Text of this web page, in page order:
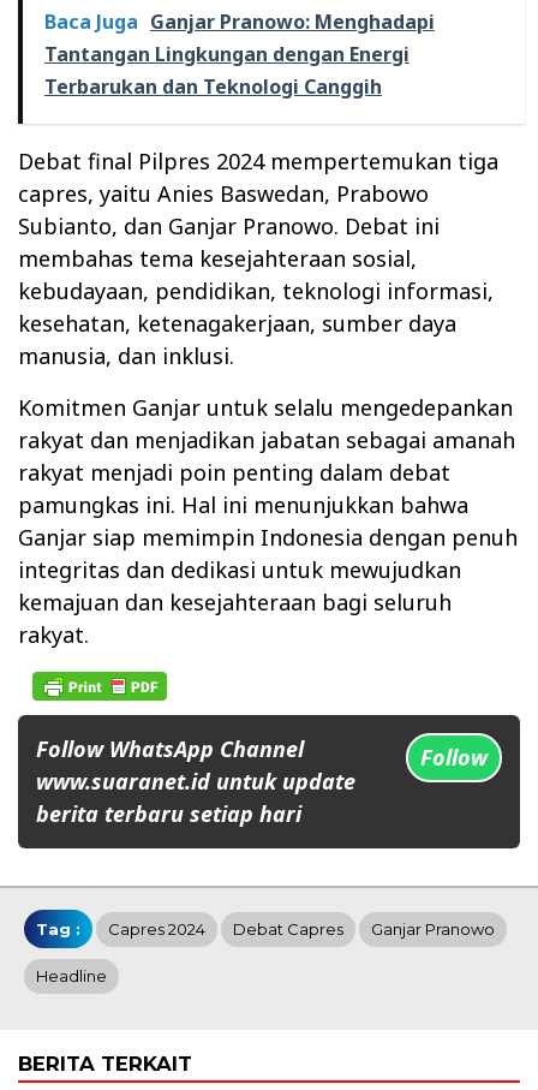
Baca Juga Ganjar Pranowo: Menghadapi
Tantangan Lingkungan dengan Energi
Terbarukan dan Teknologi Canggih
Debat final Pilpres 2024 mempertemukan tiga
capres, yaitu Anies Baswedan, Prabowo
Subianto, dan Ganjar Pranowo. Debat ini
membahas tema kesejahteraan sosial,
kebudayaan, pendidikan, teknologi informasi,
kesehatan, ketenagakerjaan, sumber daya
manusia, dan inklusi.
Komitmen Ganjar untuk selalu mengedepankan
rakyat dan menjadikan jabatan sebagai amanah
rakyat menjadi poin penting dalam debat
pamungkas ini. Hal ini menunjukkan bahwa
Ganjar siap memimpin Indonesia dengan penuh
integritas dan dedikasi untuk mewujudkan
kemajuan dan kesejahteraan bagi seluruh
rakyat.
Follow WhatsApp Channel
www.suaranet.id untuk update
berita terbaru setiap hari
Follow
Tag : Capres 2024 Debat Capres Ganjar Pranowo
Headline
BERITA TERKAIT